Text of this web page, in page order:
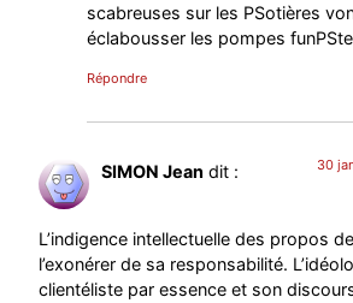
scabreuses sur les PSotières
éclabousser les pompes
Répondre
SIMON Jean dit : 30
L’indigence intellectuelle des propos
l’exonérer de sa responsabilité.
clientéliste par essence et son